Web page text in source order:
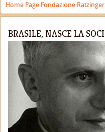
Home Page Fondazione Ratzinger
BRASILE, NASCE LA